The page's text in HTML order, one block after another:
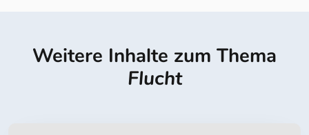
Weitere Inhalte zum Thema
Flucht